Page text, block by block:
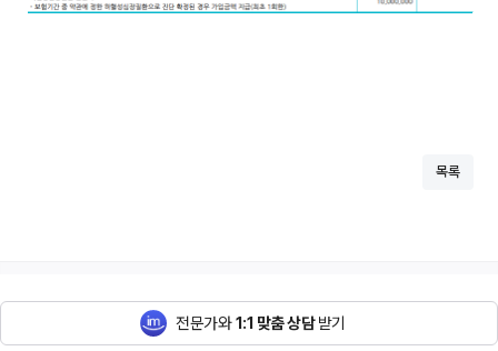
목록
전문가와1:1 맞춤 상담받기